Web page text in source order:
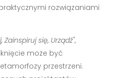
rozwiązaniami
Zainspiruj się, Urządź",
może być
przestrzeni.